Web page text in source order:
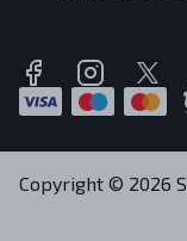
Copyright © 2026